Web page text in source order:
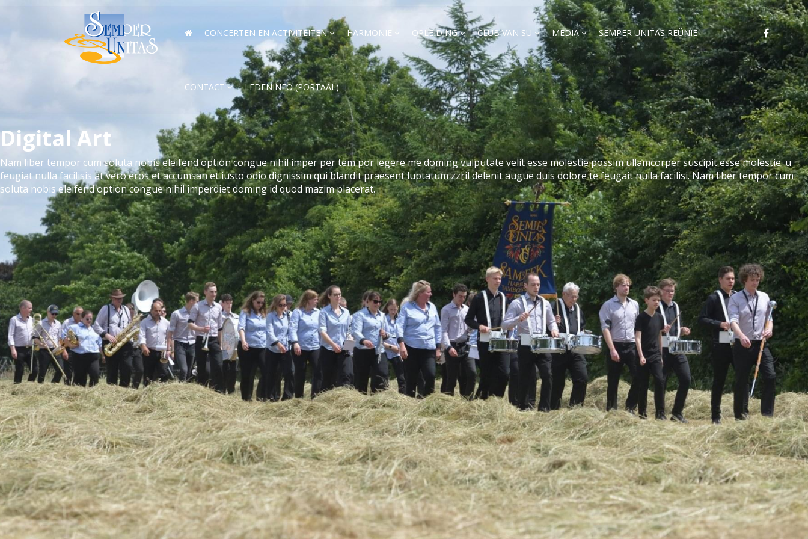
CONCERTEN EN ACTIVITEITEN HARMONIE OPLEIDING CLUB VAN SU MEDIA SEMPER UNITAS REÜNIE
CONTACT LEDENINFO (PORTAAL)
Digital Art
Nam liber tempor cum soluta nobis eleifend option congue nihil imper per tem por legere me doming vulputate velit esse molestie possim ullamcorper suscipit esse molestie. u
feugiat nulla facilisis at vero eros et accumsan et iusto odio dignissim qui blandit praesent luptatum zzril delenit augue duis dolore te feugait nulla facilisi. Nam liber tempor cum
soluta nobis eleifend option congue nihil imperdiet doming id quod mazim placerat.